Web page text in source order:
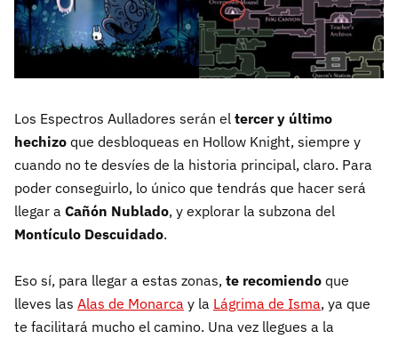
Los Espectros Aulladores serán el tercer y último
hechizo que desbloqueas en Hollow Knight, siempre y
cuando no te desvíes de la historia principal, claro. Para
poder conseguirlo, lo único que tendrás que hacer será
llegar a Cañón Nublado, y explorar la subzona del
Montículo Descuidado.
Eso sí, para llegar a estas zonas, te recomiendo que
lleves las Alas de Monarca y la Lágrima de Isma, ya que
te facilitará mucho el camino. Una vez llegues a la